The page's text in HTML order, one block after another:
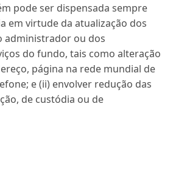
pode ser dispensada sempre
em virtude da atualização dos
administrador ou dos
do fundo, tais como alteração
página na rede mundial de
e (ii) envolver redução das
de custódia ou de